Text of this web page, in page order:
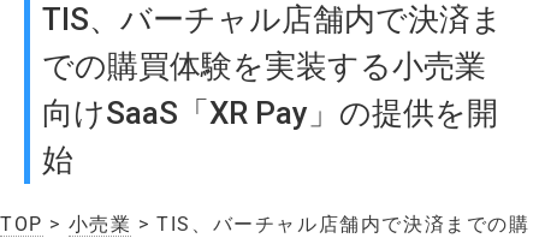
TIS、バーチャル店舗内で決済ま
での購買体験を実装する小売業
向けSaaS「XR Pay」の提供を開
始
TOP > 小売業 > TIS、バーチャル店舗内で決済までの購